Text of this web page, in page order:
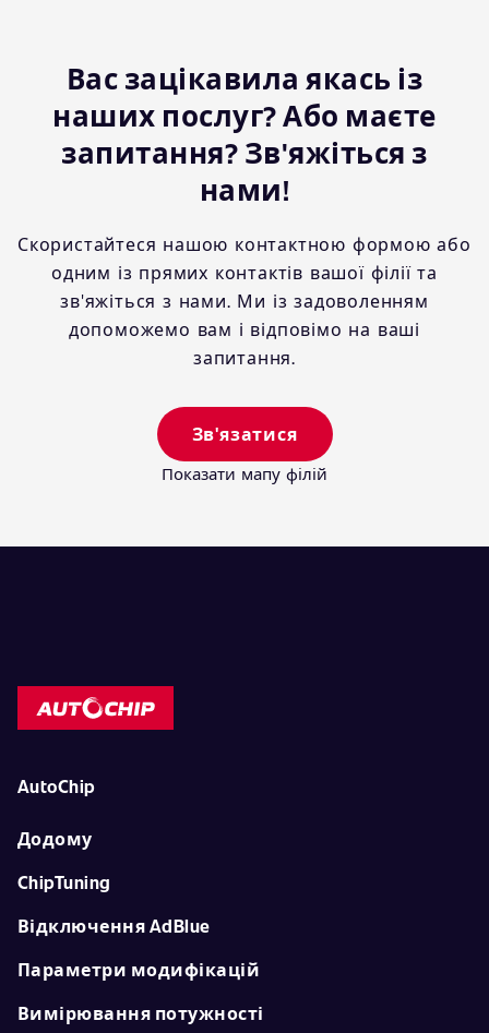
Вас зацікавила якась із
наших послуг? Або маєте
запитання? Зв'яжіться з
нами!
Скористайтеся нашою контактною формою або
одним із прямих контактів вашої філії та
зв'яжіться з нами. Ми із задоволенням
допоможемо вам і відповімо на ваші
запитання.
Зв'язатися
Показати мапу філій
AutoChip
Додому
ChipTuning
Відключення AdBlue
Параметри модифікацій
Вимірювання потужності